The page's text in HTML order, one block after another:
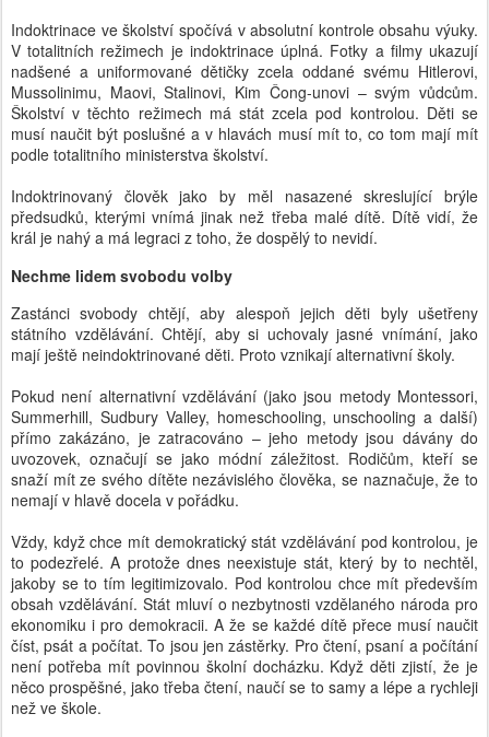
Indoktrinace ve školství spočívá v absolutní kontrole obsahu výuky.
V totalitních režimech je indoktrinace úplná. Fotky a filmy ukazují
nadšené a uniformované dětičky zcela oddané svému Hitlerovi,
Mussolinimu, Maovi, Stalinovi, Kim Čong-unovi – svým vůdcům.
Školství v těchto režimech má stát zcela pod kontrolou. Děti se
musí naučit být poslušné a v hlavách musí mít to, co tom mají mít
podle totalitního ministerstva školství.
Indoktrinovaný člověk jako by měl nasazené skreslující brýle
předsudků, kterými vnímá jinak než třeba malé dítě. Dítě vidí, že
král je nahý a má legraci z toho, že dospělý to nevidí.
Nechme lidem svobodu volby
Zastánci svobody chtějí, aby alespoň jejich děti byly ušetřeny
státního vzdělávání. Chtějí, aby si uchovaly jasné vnímání, jako
mají ještě neindoktrinované děti. Proto vznikají alternativní školy.
Pokud není alternativní vzdělávání (jako jsou metody Montessori,
Summerhill, Sudbury Valley, homeschooling, unschooling a další)
přímo zakázáno, je zatracováno – jeho metody jsou dávány do
uvozovek, označují se jako módní záležitost. Rodičům, kteří se
snaží mít ze svého dítěte nezávislého člověka, se naznačuje, že to
nemají v hlavě docela v pořádku.
Vždy, když chce mít demokratický stát vzdělávání pod kontrolou, je
to podezřelé. A protože dnes neexistuje stát, který by to nechtěl,
jakoby se to tím legitimizovalo. Pod kontrolou chce mít především
obsah vzdělávání. Stát mluví o nezbytnosti vzdělaného národa pro
ekonomiku i pro demokracii. A že se každé dítě přece musí naučit
číst, psát a počítat. To jsou jen zástěrky. Pro čtení, psaní a počítání
není potřeba mít povinnou školní docházku. Když děti zjistí, že je
něco prospěšné, jako třeba čtení, naučí se to samy a lépe a rychleji
než ve škole.